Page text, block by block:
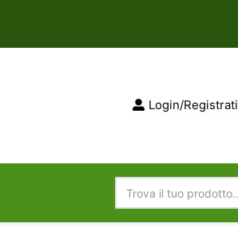
Login/Registrati